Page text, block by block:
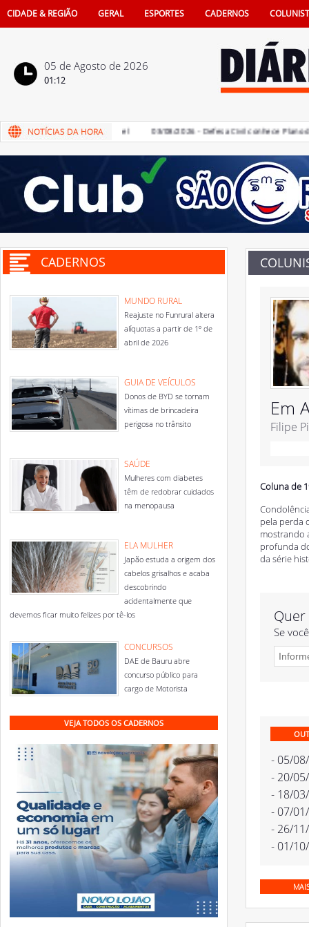
CIDADE & REGIÃO GERAL ESPORTES CADERNOS
05 de Agosto de 2026
01:12
Odontológica Móvel 03/08/2026 - Defesa Civil conhece Plano de
CADERNOS
MUNDO RURAL
Reajuste no Funrural altera
alíquotas a partir de 1º de
abril de 2026
GUIA DE VEÍCULOS
Donos de BYD se tornam
vítimas de brincadeira
perigosa no trânsito
SAÚDE
Mulheres com diabetes
têm de redobrar cuidados
na menopausa
ELA MULHER
Japão estuda a origem dos
cabelos grisalhos e acaba
descobrindo
acidentalmente que
devemos ficar muito felizes por tê-los
CONCURSOS
DAE de Bauru abre
concurso público para
cargo de Motorista
VEJA TODOS OS CADERNOS
Em
Filipe
Coluna de
pela perda
mostrando
profunda
da série
Se
- 05/
- 20/
- 18/
- 07/
- 26/
- 01/